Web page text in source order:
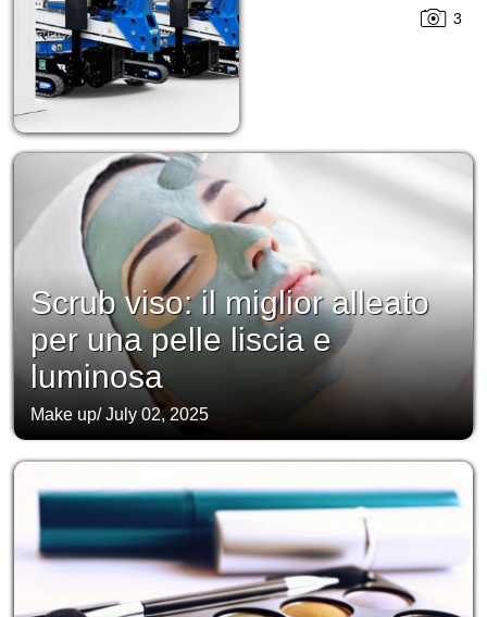
3
Scrub viso: il miglior alleato
per una pelle liscia e
luminosa
Make up/July 02, 2025